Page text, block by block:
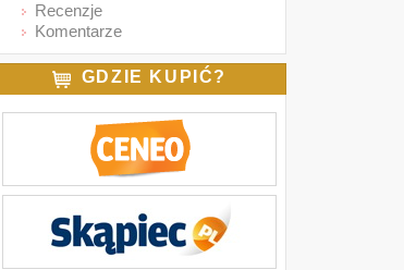
Recenzje
Komentarze
GDZIE KUPIĆ?